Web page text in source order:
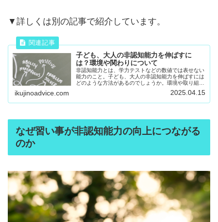
▼詳しくは別の記事で紹介しています。
子ども、大人の非認知能力を伸ばすに
は？環境や関わりについて
非認知能力とは、学力テストなどの数値では表せない
能力のこと。子ども、大人の非認知能力を伸ばすには
どのような方法があるのでしょうか。環境や取り組
み、関わりについて解説したいと思います。
ikujinoadvice.com 2025.04.15
なぜ習い事が非認知能力の向上につながる
のか